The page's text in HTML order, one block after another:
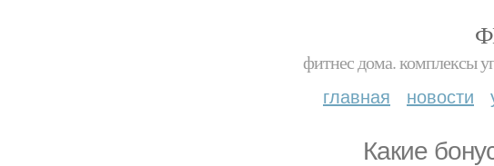
фитнес дома. комплексы
главная новости
Какие